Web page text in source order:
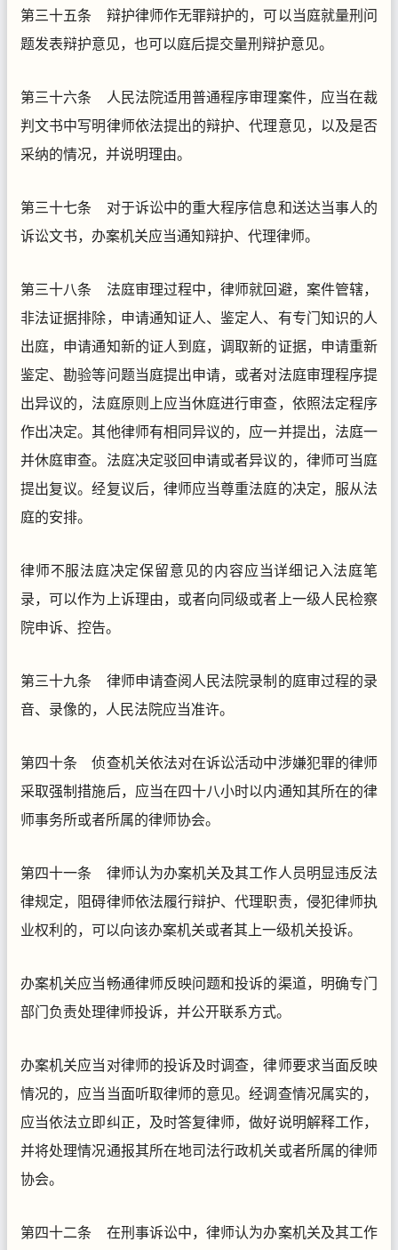
第三十五条 辩护律师作无罪辩护的，可以当庭就量刑问
题发表辩护意见，也可以庭后提交量刑辩护意见。
第三十六条 人民法院适用普通程序审理案件，应当在裁
判文书中写明律师依法提出的辩护、代理意见，以及是否
采纳的情况，并说明理由。
第三十七条 对于诉讼中的重大程序信息和送达当事人的
诉讼文书，办案机关应当通知辩护、代理律师。
第三十八条 法庭审理过程中，律师就回避，案件管辖，
非法证据排除，申请通知证人、鉴定人、有专门知识的人
出庭，申请通知新的证人到庭，调取新的证据，申请重新
鉴定、勘验等问题当庭提出申请，或者对法庭审理程序提
出异议的，法庭原则上应当休庭进行审查，依照法定程序
作出决定。其他律师有相同异议的，应一并提出，法庭一
并休庭审查。法庭决定驳回申请或者异议的，律师可当庭
提出复议。经复议后，律师应当尊重法庭的决定，服从法
庭的安排。
律师不服法庭决定保留意见的内容应当详细记入法庭笔
录，可以作为上诉理由，或者向同级或者上一级人民检察
院申诉、控告。
第三十九条 律师申请查阅人民法院录制的庭审过程的录
音、录像的，人民法院应当准许。
第四十条 侦查机关依法对在诉讼活动中涉嫌犯罪的律师
采取强制措施后，应当在四十八小时以内通知其所在的律
师事务所或者所属的律师协会。
第四十一条 律师认为办案机关及其工作人员明显违反法
律规定，阻碍律师依法履行辩护、代理职责，侵犯律师执
业权利的，可以向该办案机关或者其上一级机关投诉。
办案机关应当畅通律师反映问题和投诉的渠道，明确专门
部门负责处理律师投诉，并公开联系方式。
办案机关应当对律师的投诉及时调查，律师要求当面反映
情况的，应当当面听取律师的意见。经调查情况属实的，
应当依法立即纠正，及时答复律师，做好说明解释工作，
并将处理情况通报其所在地司法行政机关或者所属的律师
协会。
第四十二条 在刑事诉讼中，律师认为办案机关及其工作